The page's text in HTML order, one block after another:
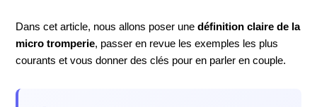
Dans cet article, nous allons poser unedéfinition claire de la
micro tromperie, passer en revue les exemples les plus
courants et vous donner des clés pour en parler en couple.